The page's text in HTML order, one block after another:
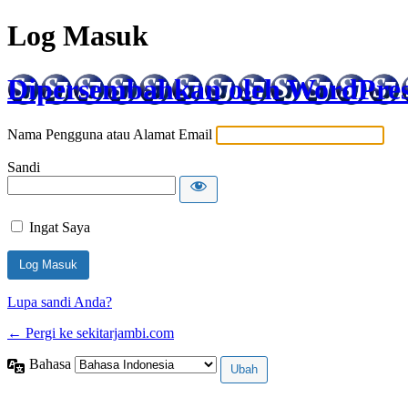
Log Masuk
Dipersembahkan oleh
Nama Pengguna atau Alamat Email
Sandi
Ingat Saya
Lupa sandi Anda?
← Pergi ke sekitarjambi.com
Bahasa